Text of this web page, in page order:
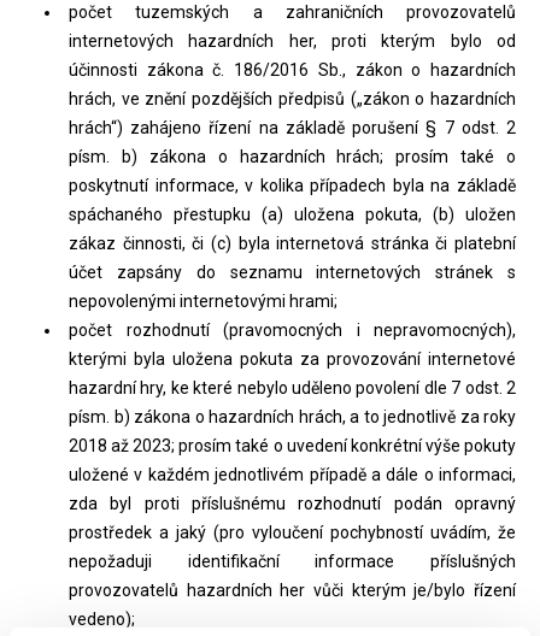
počet tuzemských a zahraničních provozovatelů
internetových hazardních her, proti kterým bylo od
účinnosti zákona č. 186/2016 Sb., zákon o hazardních
hrách, ve znění pozdějších předpisů („zákon o hazardních
hrách“) zahájeno řízení na základě porušení § 7 odst. 2
písm. b) zákona o hazardních hrách; prosím také o
poskytnutí informace, v kolika případech byla na základě
spáchaného přestupku (a) uložena pokuta, (b) uložen
zákaz činnosti, či (c) byla internetová stránka či platební
účet zapsány do seznamu internetových stránek s
nepovolenými internetovými hrami;
počet rozhodnutí (pravomocných i nepravomocných),
kterými byla uložena pokuta za provozování internetové
hazardní hry, ke které nebylo uděleno povolení dle 7 odst. 2
písm. b) zákona o hazardních hrách, a to jednotlivě za roky
2018 až 2023; prosím také o uvedení konkrétní výše pokuty
uložené v každém jednotlivém případě a dále o informaci,
zda byl proti příslušnému rozhodnutí podán opravný
prostředek a jaký (pro vyloučení pochybností uvádím, že
nepožaduji identifikační informace příslušných
provozovatelů hazardních her vůči kterým je/bylo řízení
vedeno);